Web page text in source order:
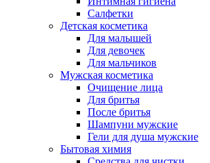
Салфетки
Детская косметика
Для малышей
Для девочек
Для мальчиков
Мужская косметика
Очищение лица
Для бритья
После бритья
Шампуни мужские
Гели для душа мужские
Бытовая химия